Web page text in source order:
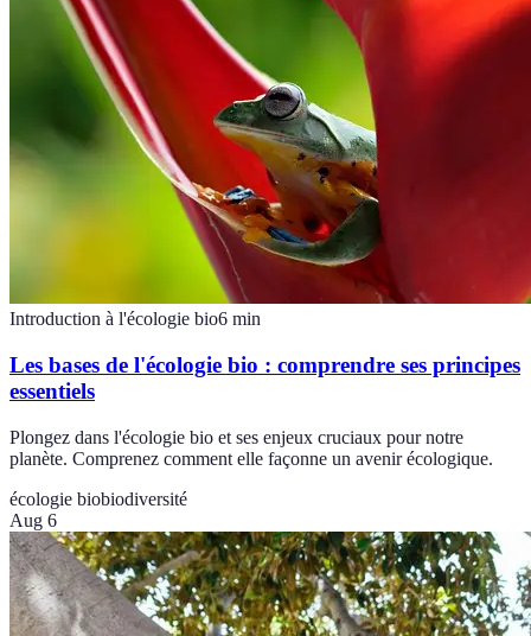
Introduction à l'écologie bio6 min
Les bases de l'écologie bio : comprendre ses principes
essentiels
Plongez dans l'écologie bio et ses enjeux cruciaux pour notre
planète. Comprenez comment elle façonne un avenir écologique.
écologie biobiodiversité
Aug 6